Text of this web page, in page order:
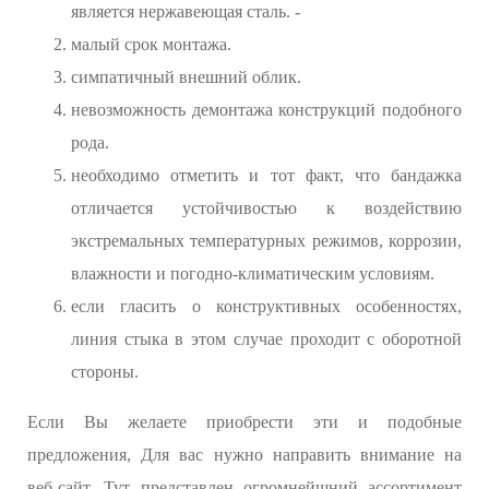
является нержавеющая сталь. -
малый срок монтажа.
симпатичный внешний облик.
невозможность демонтажа конструкций подобного
рода.
необходимо отметить и тот факт, что бандажка
отличается устойчивостью к воздействию
экстремальных температурных режимов, коррозии,
влажности и погодно-климатическим условиям.
если гласить о конструктивных особенностях,
линия стыка в этом случае проходит с оборотной
стороны.
Если Вы желаете приобрести эти и подобные
предложения, Для вас нужно направить внимание на